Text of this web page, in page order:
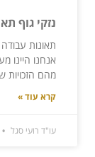
נזקי גוף
תאונות
אנחנו היינו
מהם הזכויות
קרא עוד »
עו"ד רועי סגל